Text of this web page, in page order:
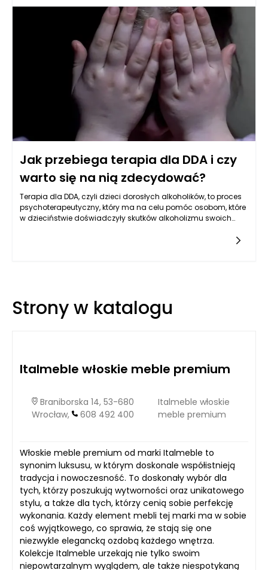
Odpowiedź na to pytanie jest zdecydowanie pozytywna, choć
wymaga szeregu działań i transformacji. Wiele zależy od
tego, jak dobrze DDA potrafią zrozumieć swoją przeszłość oraz
na ile zdołają odnaleźć się w relacjach międzyludzkich.
Jak przebiega terapia dla DDA i czy
warto się na nią zdecydować?
Terapia dla DDA, czyli dzieci dorosłych alkoholików, to proces
psychoterapeutyczny, który ma na celu pomóc osobom, które
w dzieciństwie doświadczyły skutków alkoholizmu swoich
zależności od metody terapeutycznej oraz charakterystyki
problemów, z jakimi zmaga się klient.
Strony w katalogu
Italmeble włoskie meble premium
Braniborska 14, 53-680
Wrocław,
608 492 400
Italmeble włoskie
meble premium
Włoskie meble premium od marki Italmeble to
synonim luksusu, w którym doskonale współistnieją
tradycja i nowoczesność. To doskonały wybór dla
tych, którzy poszukują wytworności oraz unikatowego
stylu, a także dla tych, którzy cenią sobie perfekcję
wykonania. Każdy element mebli tej marki ma w sobie
coś wyjątkowego, co sprawia, że stają się one
niezwykle elegancką ozdobą każdego wnętrza.
Kolekcje Italmeble urzekają nie tylko swoim
niepowtarzalnym wyglądem, ale także niespotykaną